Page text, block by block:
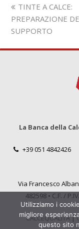
Slide
precedente:
TINTE A CALCE:
PREPARAZIONE
SUPPORTO
La Banca della
+39 051 4842426
Via Francesco
482598 • C.F. /
CALCEQUALITÀ|
Utilizziamo i
migliore
questo sito